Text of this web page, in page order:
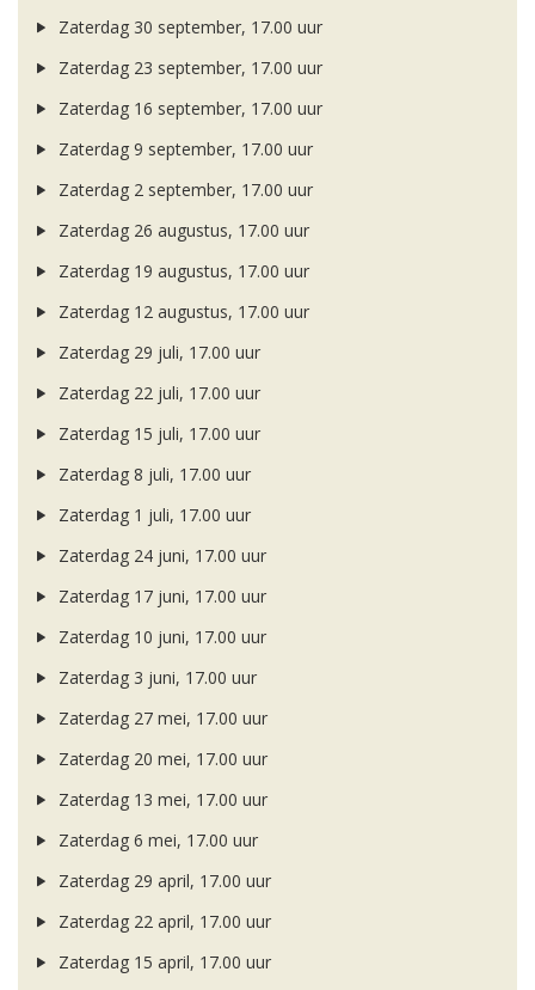
Zaterdag 30 september, 17.00 uur
Zaterdag 23 september, 17.00 uur
Zaterdag 16 september, 17.00 uur
Zaterdag 9 september, 17.00 uur
Zaterdag 2 september, 17.00 uur
Zaterdag 26 augustus, 17.00 uur
Zaterdag 19 augustus, 17.00 uur
Zaterdag 12 augustus, 17.00 uur
Zaterdag 29 juli, 17.00 uur
Zaterdag 22 juli, 17.00 uur
Zaterdag 15 juli, 17.00 uur
Zaterdag 8 juli, 17.00 uur
Zaterdag 1 juli, 17.00 uur
Zaterdag 24 juni, 17.00 uur
Zaterdag 17 juni, 17.00 uur
Zaterdag 10 juni, 17.00 uur
Zaterdag 3 juni, 17.00 uur
Zaterdag 27 mei, 17.00 uur
Zaterdag 20 mei, 17.00 uur
Zaterdag 13 mei, 17.00 uur
Zaterdag 6 mei, 17.00 uur
Zaterdag 29 april, 17.00 uur
Zaterdag 22 april, 17.00 uur
Zaterdag 15 april, 17.00 uur